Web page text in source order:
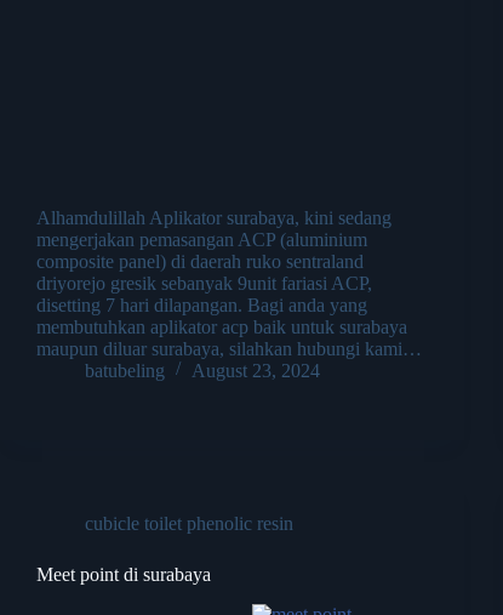
Alhamdulillah Aplikator surabaya, kini sedang
mengerjakan pemasangan ACP (aluminium
composite panel) di daerah ruko sentraland
driyorejo gresik sebanyak 9unit fariasi ACP,
disetting 7 hari dilapangan. Bagi anda yang
membutuhkan aplikator acp baik untuk surabaya
maupun diluar surabaya, silahkan hubungi kami…
batubeling
August 23, 2024
cubicle toilet phenolic resin
Meet point di surabaya